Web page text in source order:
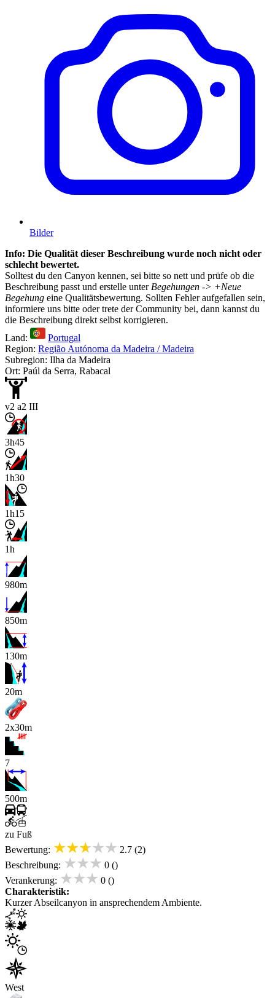
Bilder
Info: Die Qualität dieser Beschreibung wurde noch nicht oder
schlecht bewertet.
Solltest du den Canyon kennen, sei bitte so nett und prüfe ob die
Beschreibung passt und erstelle unter Begehungen -> +Neue
Begehung eine Qualitätsbewertung. Sollten Fehler aufgefallen sein,
informiere uns bitte oder trete der Community bei, dann kannst du
die Beschreibung direkt selbst korrigieren.
Land:
Portugal
Region: Região Autónoma da Madeira / Madeira
Subregion: Ilha da Madeira
Ort: Paúl da Serra, Rabacal
v2 a2 III
3h45
1h30
1h15
1h
980m
850m
130m
x
20m
2x30m
7
500m
zu Fuß
Bewertung: ★★★★★ 2.7 (2)
Beschreibung: ★★★ 0 ()
Verankerung: ★★★ 0 ()
Charakteristik:
Kurzer Abseilcanyon in ansprechendem Ambiente.
West